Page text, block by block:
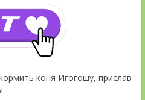
коня Игогошу, прислав